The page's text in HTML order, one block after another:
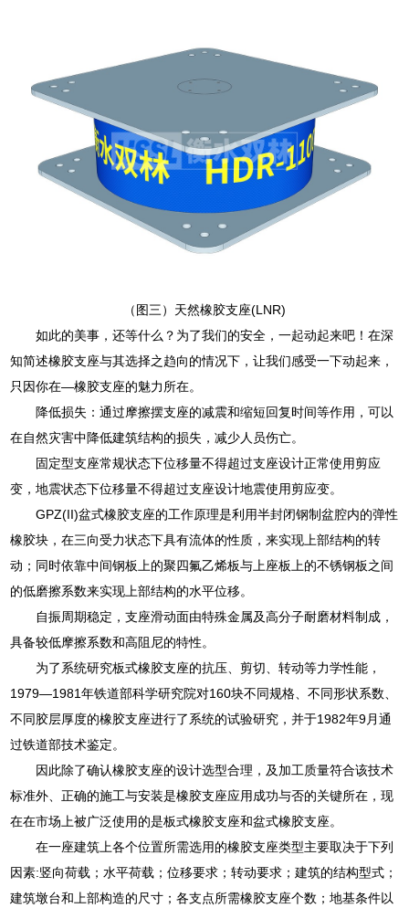
（图三）天然橡胶支座(LNR)
如此的美事，还等什么？为了我们的安全，一起动起来吧！在深
知简述橡胶支座与其选择之趋向的情况下，让我们感受一下动起来，
只因你在—橡胶支座的魅力所在。
降低损失：通过摩擦摆支座的减震和缩短回复时间等作用，可以
在自然灾害中降低建筑结构的损失，减少人员伤亡。
固定型支座常规状态下位移量不得超过支座设计正常使用剪应
变，地震状态下位移量不得超过支座设计地震使用剪应变。
GPZ(II)盆式橡胶支座的工作原理是利用半封闭钢制盆腔内的弹性
橡胶块，在三向受力状态下具有流体的性质，来实现上部结构的转
动；同时依靠中间钢板上的聚四氟乙烯板与上座板上的不锈钢板之间
的低磨擦系数来实现上部结构的水平位移。
自振周期稳定，支座滑动面由特殊金属及高分子耐磨材料制成，
具备较低摩擦系数和高阻尼的特性。
为了系统研究板式橡胶支座的抗压、剪切、转动等力学性能，
1979—1981年铁道部科学研究院对160块不同规格、不同形状系数、
不同胶层厚度的橡胶支座进行了系统的试验研究，并于1982年9月通
过铁道部技术鉴定。
因此除了确认橡胶支座的设计选型合理，及加工质量符合该技术
标准外、正确的施工与安装是橡胶支座应用成功与否的关键所在，现
在在市场上被广泛使用的是板式橡胶支座和盆式橡胶支座。
在一座建筑上各个位置所需选用的橡胶支座类型主要取决于下列
因素:竖向荷载；水平荷载；位移要求；转动要求；建筑的结构型式；
建筑墩台和上部构造的尺寸；各支点所需橡胶支座个数；地基条件以